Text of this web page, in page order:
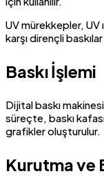
UV mürekkepler, UV
karşı dirençli
Baskı İşlemi
Dijital baskı
süreçte, baskı
grafikler oluşturulur.
Kurutma ve